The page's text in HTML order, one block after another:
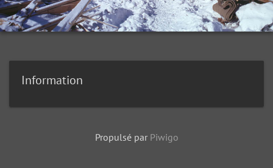
Information
Propulsé par Piwigo